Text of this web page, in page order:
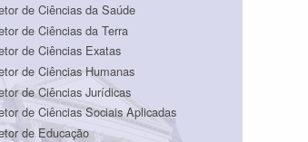
de Ciências da Saúde
de Ciências da Terra
de Ciências Exatas
de Ciências Humanas
de Ciências Jurídicas
de Ciências Sociais Aplicadas
de Educação